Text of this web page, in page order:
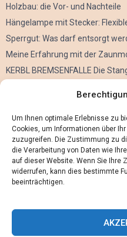
Um Ihnen optimale Erlebnisse zu
Cookies, um Informationen über
zuzugreifen. Die Zustimmung zu
die Verarbeitung von Daten wie
auf dieser Website. Wenn Sie
widerrufen, kann dies bestimmte
beeinträchtigen.
Holzbau: die Vor- und Nachteile
Hängelampe mit Stecker:
Sperrgut: Was darf entsorgt
Meine Erfahrung mit der
KERBL BREMSENFALLE Die
Alles über Metall Schleifen